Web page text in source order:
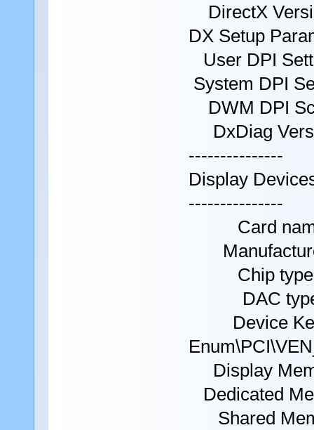
DirectX
DX Setup
User DPI
System DPI
DWM DPI
DxDiag
---------------
Display
---------------
Card name:
Chip type:
DAC type:
Device
Display
Dedicated
Shared